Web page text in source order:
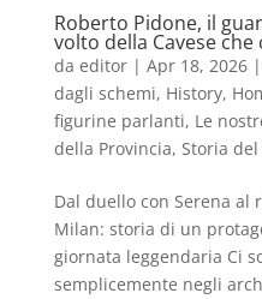
Roberto Pidone, il
volto della Cavese
da editor| Apr 18, 2026|
dagli schemi, History,
figurine parlanti, Le
della Provincia, Storia del
Dal duello con Serena al
Milan: storia di un
giornata leggendaria Ci
semplicemente negli